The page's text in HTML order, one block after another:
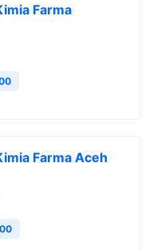
Farma
Farma Aceh